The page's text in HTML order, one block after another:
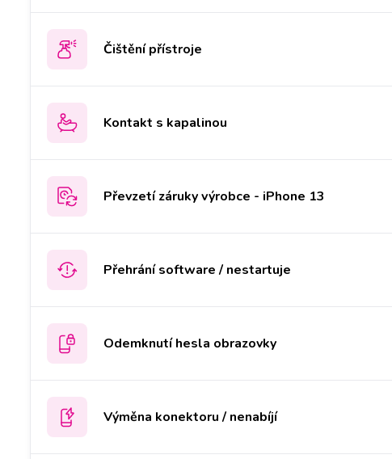
Čištění přístroje
Kontakt s kapalinou
Převzetí záruky výrobce - iPhone 13
Přehrání software / nestartuje
Odemknutí hesla obrazovky
Výměna konektoru / nenabíjí